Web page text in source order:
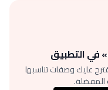
في التطبيق
عليك وصفات تناسبها